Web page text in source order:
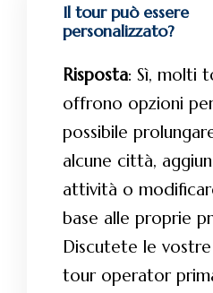
Il tour può essere
personalizzato?
Risposta: Sì, molti
offrono opzioni
possibile
alcune città,
attività o
base alle proprie
Discutete le
tour operator